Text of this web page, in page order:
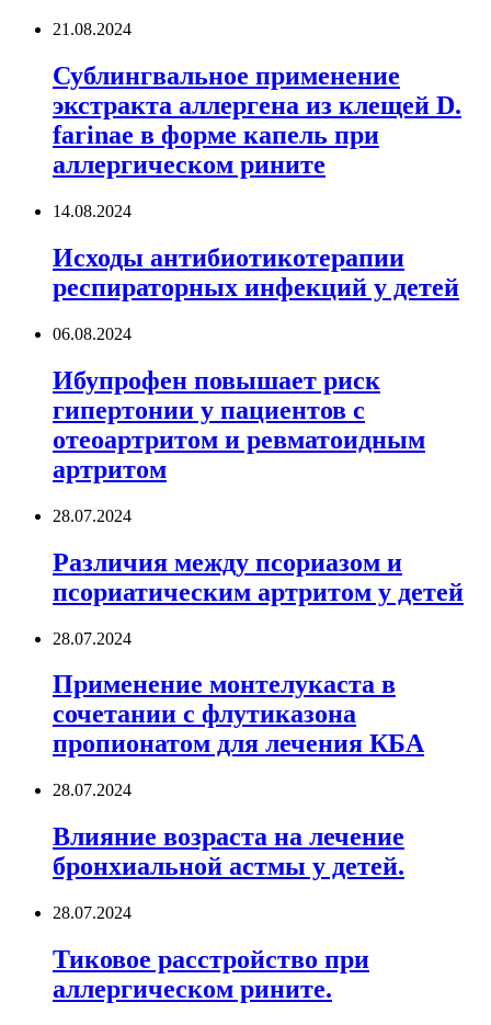
21.08.2024
Сублингвальное применение
экстракта аллергена из клещей D.
farinae в форме капель при
аллергическом рините
14.08.2024
Исходы антибиотикотерапии
респираторных инфекций у детей
06.08.2024
Ибупрофен повышает риск
гипертонии у пациентов с
отеоартритом и ревматоидным
артритом
28.07.2024
Различия между псориазом и
псориатическим артритом у детей
28.07.2024
Применение монтелукаста в
сочетании с флутиказона
пропионатом для лечения КБА
28.07.2024
Влияние возраста на лечение
бронхиальной астмы у детей.
28.07.2024
Тиковое расстройство при
аллергическом рините.